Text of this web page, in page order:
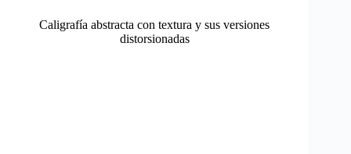
Caligrafía abstracta con textura y sus versiones
distorsionadas